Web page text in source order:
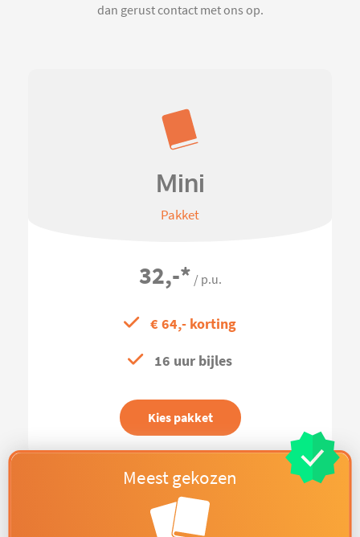
dan gerust contact met ons op.
Mini
Pakket
32,-* / p.u.
€ 64,- korting
16 uur bijles
Kies pakket